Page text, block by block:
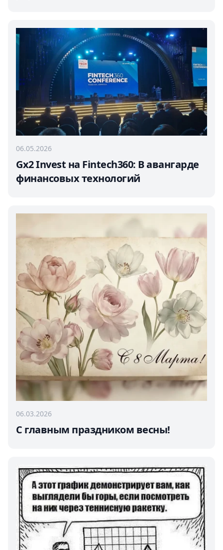
06.05.2026
Gx2 Invest на Fintech360: В авангарде
финансовых технологий
06.03.2026
С главным праздником весны!